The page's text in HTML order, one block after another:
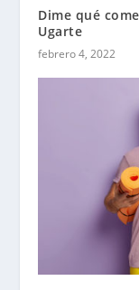
Dime qué
Ugarte
febrero 4, 2022